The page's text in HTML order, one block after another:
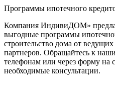
Программы ипотечного
Компания ИндивиДОМ»
выгодные программы
строительство дома от
партнеров. Обращайтесь к
телефонам или через форму на
необходимые консультации.